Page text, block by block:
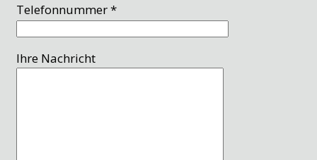
Telefonnummer *
Ihre Nachricht